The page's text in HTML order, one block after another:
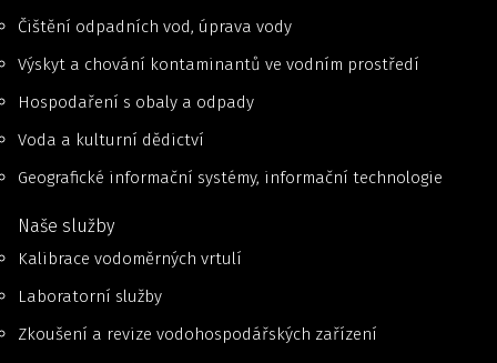
Čištění odpadních vod, úprava vody
Výskyt a chování kontaminantů ve vodním prostředí
Hospodaření s obaly a odpady
Voda a kulturní dědictví
Geografické informační systémy, informační technologie
Naše služby
Kalibrace vodoměrných vrtulí
Laboratorní služby
Zkoušení a revize vodohospodářských zařízení